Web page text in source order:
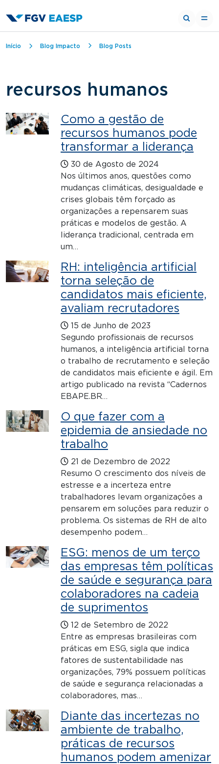
Trilha de navegação
Início Blog Impacto Blog Posts
recursos humanos
Como a gestão de
recursos humanos pode
transformar a liderança
30 de Agosto de 2024
Nos últimos anos, questões como
mudanças climáticas, desigualdade e
crises globais têm forçado as
organizações a repensarem suas
práticas e modelos de gestão. A
liderança tradicional, centrada em
um…
RH: inteligência artificial
torna seleção de
candidatos mais eficiente,
avaliam recrutadores
15 de Junho de 2023
Segundo profissionais de recursos
humanos, a inteligência artificial torna
o trabalho de recrutamento e seleção
de candidatos mais eficiente e ágil. Em
artigo publicado na revista “Cadernos
EBAPE.BR…
O que fazer com a
epidemia de ansiedade no
trabalho
21 de Dezembro de 2022
Resumo O crescimento dos níveis de
estresse e a incerteza entre
trabalhadores levam organizações a
pensarem em soluções para reduzir o
problema. Os sistemas de RH de alto
desempenho podem…
ESG: menos de um terço
das empresas têm políticas
de saúde e segurança para
colaboradores na cadeia
de suprimentos
12 de Setembro de 2022
Entre as empresas brasileiras com
práticas em ESG, sigla que indica
fatores de sustentabilidade nas
organizações, 79% possuem políticas
de saúde e segurança relacionadas a
colaboradores, mas…
Diante das incertezas no
ambiente de trabalho,
práticas de recursos
humanos podem amenizar